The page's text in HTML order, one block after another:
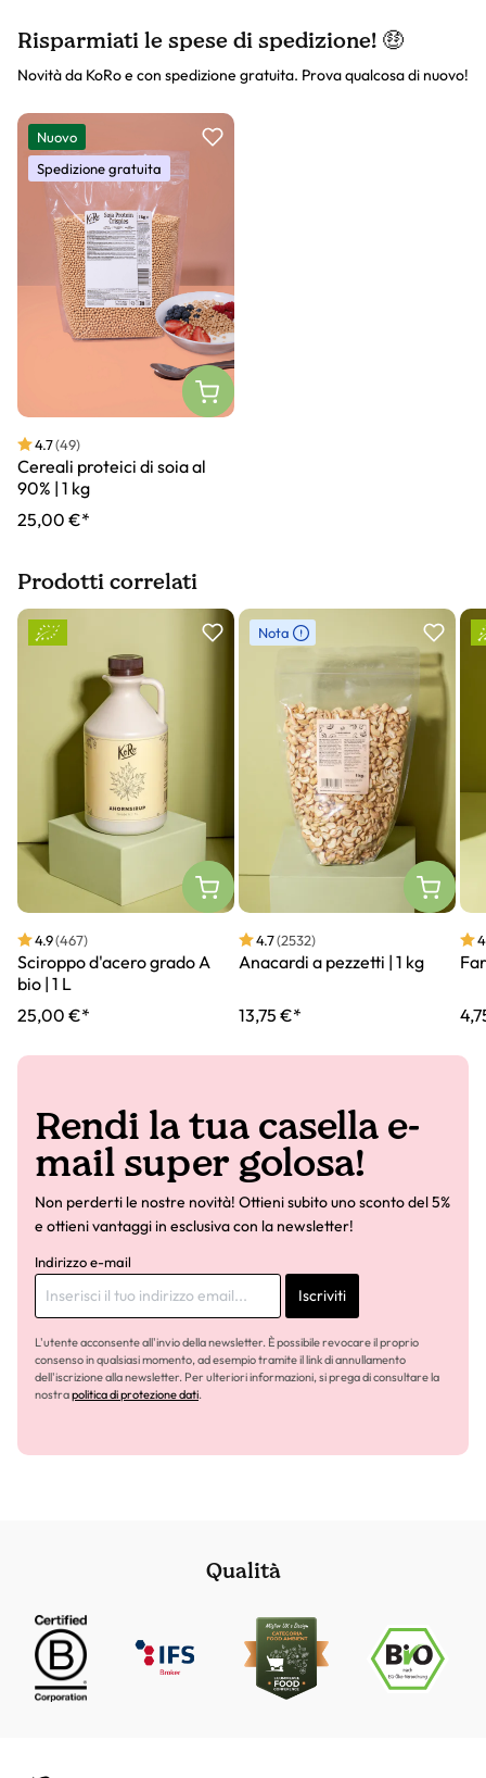
Risparmiati le spese di spedizione! 🤑
Novità da KoRo e con spedizione gratuita. Prova qualcosa di nuovo!
Slider prodotto
Nuovo
Spedizione gratuita
4.7(49)
Cereali proteici di soia al
90% | 1 kg
25,00 €*
Prodotti correlati
Slider prodotto
4.9(467)
Sciroppo d'acero grado A
bio | 1 L
25,00 €*
Nota
4.7(2532)
Anacardi a pezzetti | 1 kg
13,75 €*
Rendi la tua casella e-
mail super golosa!
Non perderti le nostre novità! Ottieni subito uno sconto del 5%
e ottieni vantaggi in esclusiva con la newsletter!
Indirizzo e-mail
Iscriviti
L'utente acconsente all'invio della newsletter. È possibile revocare il proprio
consenso in qualsiasi momento, ad esempio tramite il link di annullamento
dell'iscrizione alla newsletter. Per ulteriori informazioni, si prega di consultare la
nostrapolitica di protezione dati.
Qualità